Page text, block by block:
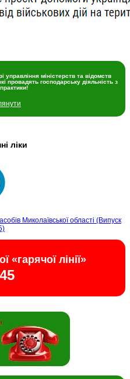
міністерств та відомств
провадять господарську діяльність з
ліки
Миколаївської області (Випуск
лінії»